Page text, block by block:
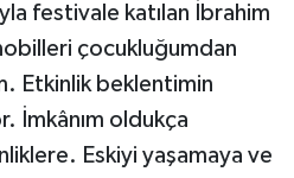
festivale katılan İbrahim
çocukluğumdan
Etkinlik beklentimin
İmkânım oldukça
Eskiyi yaşamaya ve